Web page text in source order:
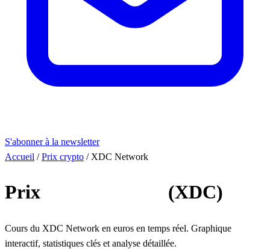
S'abonner à la newsletter
Accueil / Prix crypto / XDC Network
Prix (XDC)
Cours du XDC Network en euros en temps réel. Graphique
interactif, statistiques clés et analyse détaillée.